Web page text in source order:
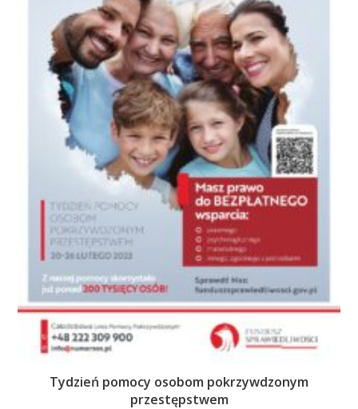
Tydzień pomocy osobom pokrzywdzonym
przestępstwem